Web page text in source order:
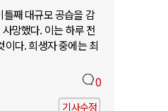
째 대규모 공습을 감
망했다. 이는 하루 전
다. 희생자 중에는 최
0
기사수정